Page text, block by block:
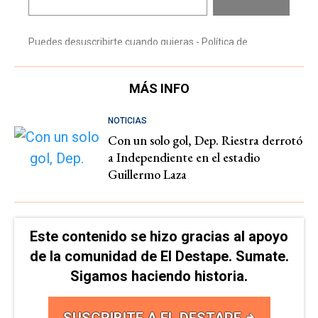
MÁS INFO
NOTICIAS
Con un solo gol, Dep. Riestra derrotó
a Independiente en el estadio
Guillermo Laza
Este contenido se hizo gracias al apoyo
de la comunidad de El Destape. Sumate.
Sigamos haciendo historia.